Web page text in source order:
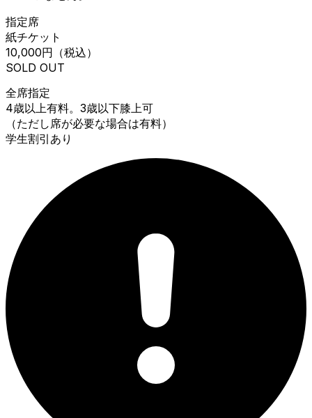
指定席
紙チケット
10,000円 （税込）
SOLD OUT
全席指定
4歳以上有料。3歳以下膝上可
（ただし席が必要な場合は有料）
学生割引あり